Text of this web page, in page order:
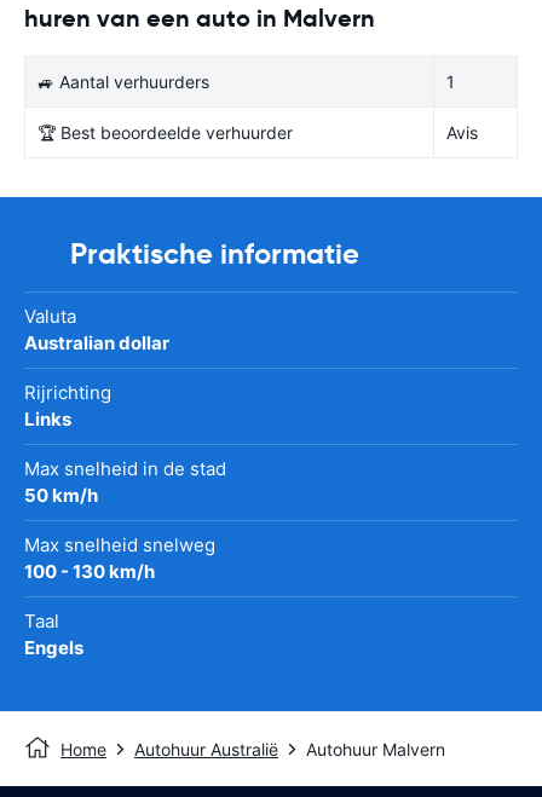
huren van een auto in Malvern
🚙 Aantal verhuurders 1
🏆 Best beoordeelde verhuurder Avis
Praktische informatie
Valuta
Australian dollar
Rijrichting
Links
Max snelheid in de stad
50 km/h
Max snelheid snelweg
100 - 130 km/h
Taal
Engels
Home Autohuur Australië Autohuur Malvern